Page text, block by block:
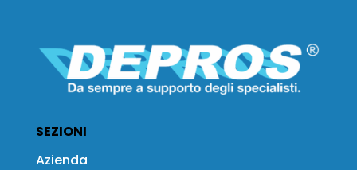
SEZIONI
Azienda